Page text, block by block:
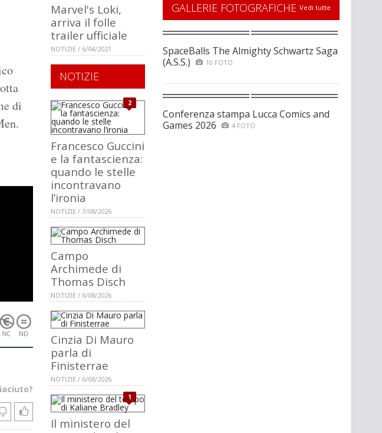
di
Marvel's Loki,
arriva il folle
trailer ufficiale
NOTIZIE / 6/04/2021
NOTIZIE
2
Francesco Guccini
e la fantascienza:
quando le stelle
incontravano
l’ironia
NOTIZIE / 7/08/2026
Campo
Archimede di
Thomas Disch
NOTIZIE / 6/08/2026
Cinzia Di Mauro
parla di
Finisterrae
NOTIZIE / 6/08/2026
1
Il ministero del
GALLERIE FOTOGRAFICHE Vedi tutte
SpaceBalls The Almighty Schwartz Saga
(A.S.S.)
10 FOTO
Conferenza stampa Lucca Comics and
Games 2026
4 FOTO